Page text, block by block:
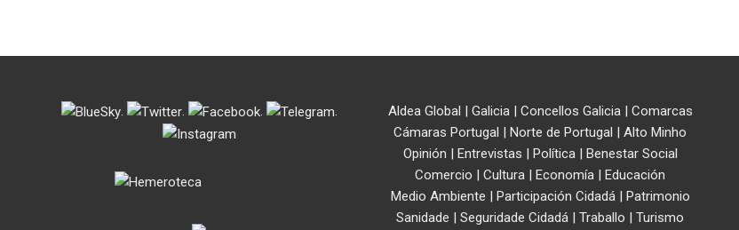
. . . . Aldea Global | Galicia| Concellos Galicia| Comarcas
Cámaras Portugal | Norte de Portugal | Alto Minho
Opinión | Entrevistas | Política| Benestar Social
Comercio | Cultura | Economía | Educación
Medio Ambiente | Participación Cidadá| Patrimonio
Sanidade | Seguridade Cidadá | Traballo | Turismo